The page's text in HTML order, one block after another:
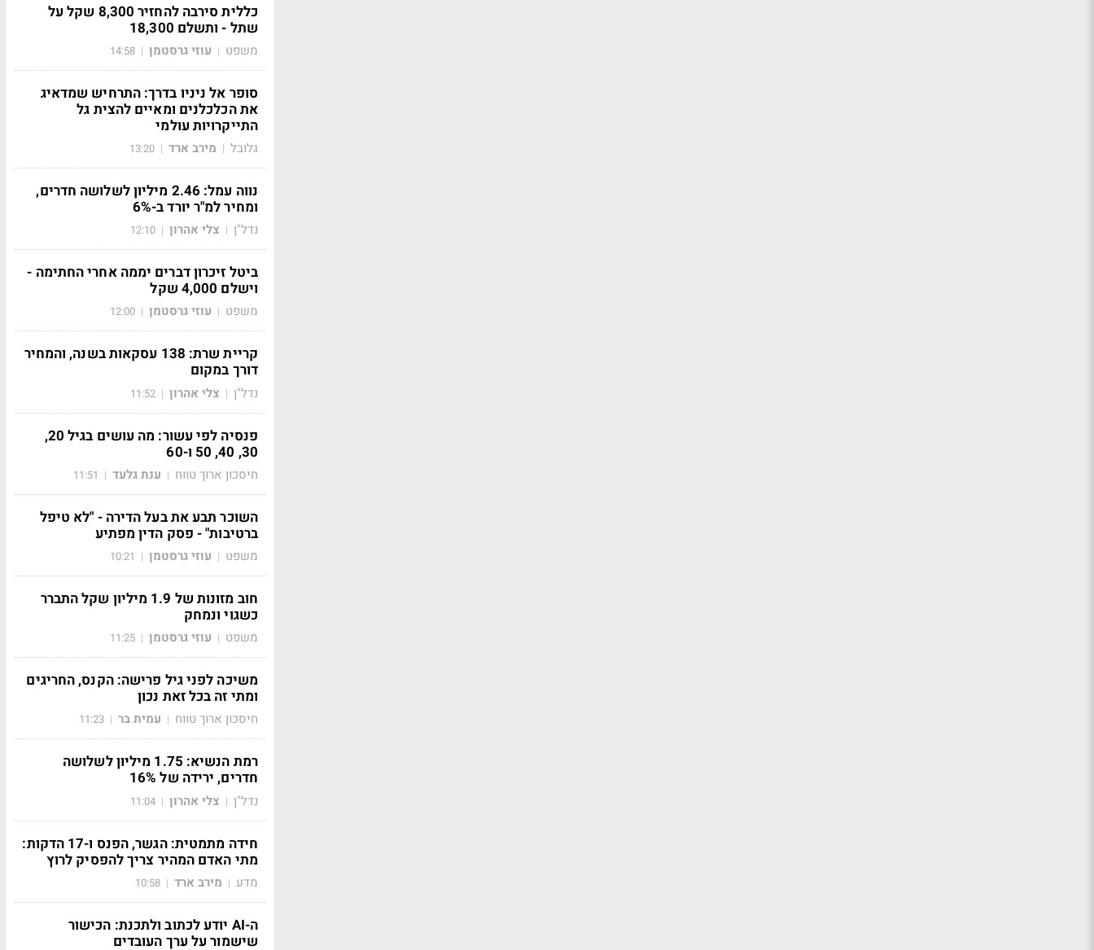
כללית סירבה להחזיר 8,300 שקל על
שתל - ותשלם 18,300
משפט | עוזי גרסטמן |
14:58
סופר אל ניניו בדרך: התרחיש שמדאיג
את הכלכלנים ומאיים להצית גל
התייקרויות עולמי
גלובל | מירב ארד |
13:20
נווה עמל: 2.46 מיליון לשלושה חדרים,
ומחיר למ"ר יורד ב-6%
נדל"ן | צלי אהרון |
12:10
ביטל זיכרון דברים יממה אחרי החתימה -
וישלם 4,000 שקל
משפט | עוזי גרסטמן |
12:00
קריית שרת: 138 עסקאות בשנה, והמחיר
דורך במקום
נדל"ן | צלי אהרון |
11:52
פנסיה לפי עשור: מה עושים בגיל 20,
30, 40, 50 ו-60
חיסכון ארוך טווח | ענת גלעד |
11:51
השוכר תבע את בעל הדירה - "לא טיפל
ברטיבות" - פסק הדין מפתיע
משפט | עוזי גרסטמן |
10:21
חוב מזונות של 1.9 מיליון שקל התברר
כשגוי ונמחק
משפט | עוזי גרסטמן |
11:25
משיכה לפני גיל פרישה: הקנס, החריגים
ומתי זה בכל זאת נכון
חיסכון ארוך טווח | עמית בר |
11:23
רמת הנשיא: 1.75 מיליון לשלושה
חדרים, ירידה של 16%
נדל"ן | צלי אהרון |
11:04
חידה מתמטית: הגשר, הפנס ו-17 הדקות:
מתי האדם המהיר צריך להפסיק לרוץ
מדע | מירב ארד |
10:58
ה-AI יודע לכתוב ולתכנת: הכישור
שישמור על ערך העובדים